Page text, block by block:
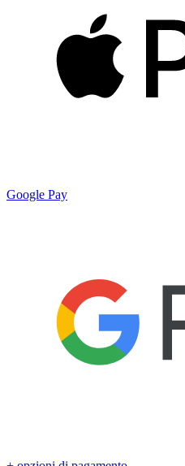
Google Pay